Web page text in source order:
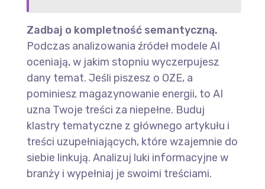
Zadbaj o kompletność semantyczną.
Podczas analizowania źródeł modele AI
oceniają, w jakim stopniu wyczerpujesz
dany temat. Jeśli piszesz o OZE, a
pominiesz magazynowanie energii, to AI
uzna Twoje treści za niepełne. Buduj
klastry tematyczne z głównego artykułu i
treści uzupełniających, które wzajemnie do
siebie linkują. Analizuj luki informacyjne w
branży i wypełniaj je swoimi treściami.